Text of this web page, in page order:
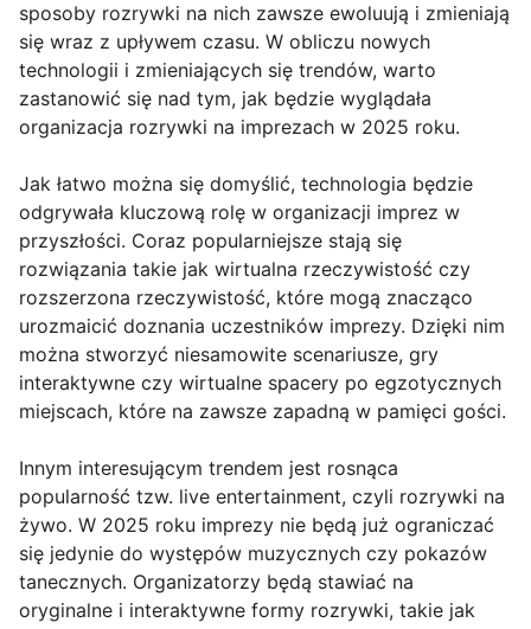
sposoby rozrywki na nich zawsze ewoluują i zmieniają
się wraz z upływem czasu. W obliczu nowych
technologii i zmieniających się trendów, warto
zastanowić się nad tym, jak będzie wyglądała
organizacja rozrywki na imprezach w 2025 roku.
Jak łatwo można się domyślić, technologia będzie
odgrywała kluczową rolę w organizacji imprez w
przyszłości. Coraz popularniejsze stają się
rozwiązania takie jak wirtualna rzeczywistość czy
rozszerzona rzeczywistość, które mogą znacząco
urozmaicić doznania uczestników imprezy. Dzięki nim
można stworzyć niesamowite scenariusze, gry
interaktywne czy wirtualne spacery po egzotycznych
miejscach, które na zawsze zapadną w pamięci gości.
Innym interesującym trendem jest rosnąca
popularność tzw. live entertainment, czyli rozrywki na
żywo. W 2025 roku imprezy nie będą już ograniczać
się jedynie do występów muzycznych czy pokazów
tanecznych. Organizatorzy będą stawiać na
oryginalne i interaktywne formy rozrywki, takie jak